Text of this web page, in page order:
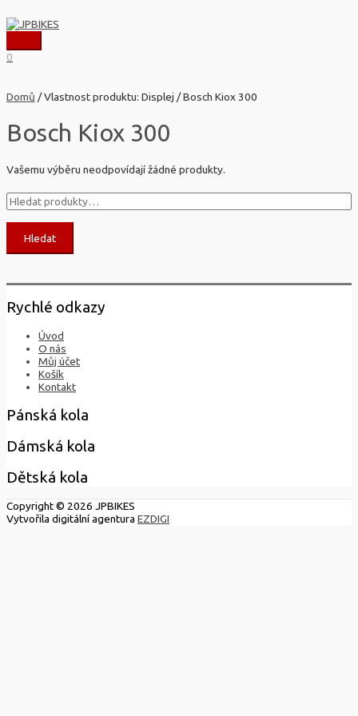
na
Hlavní
0
Hledat:
Hledat
Domů / Vlastnost produktu: Displej / Bosch Kiox 300
Bosch Kiox 300
Vašemu výběru neodpovídají žádné produkty.
Rychlé odkazy
Úvod
O nás
Můj účet
Košík
Kontakt
Pánská kola
Dámská kola
Dětská kola
Copyright © 2026 JPBIKES
Vytvořila digitální agentura EZDIGI